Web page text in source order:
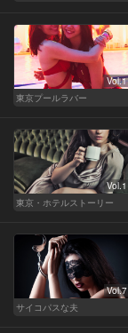
Vol.1
東京プールラバー
Vol.1
東京・ホテルストーリー
Vol.7
サイコパスな夫